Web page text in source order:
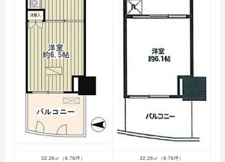
32.26㎡（9.76坪） 32.26㎡（9.76坪）